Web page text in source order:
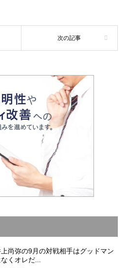
上尚弥の9月の対戦相手はグッドマン
くオレだ...